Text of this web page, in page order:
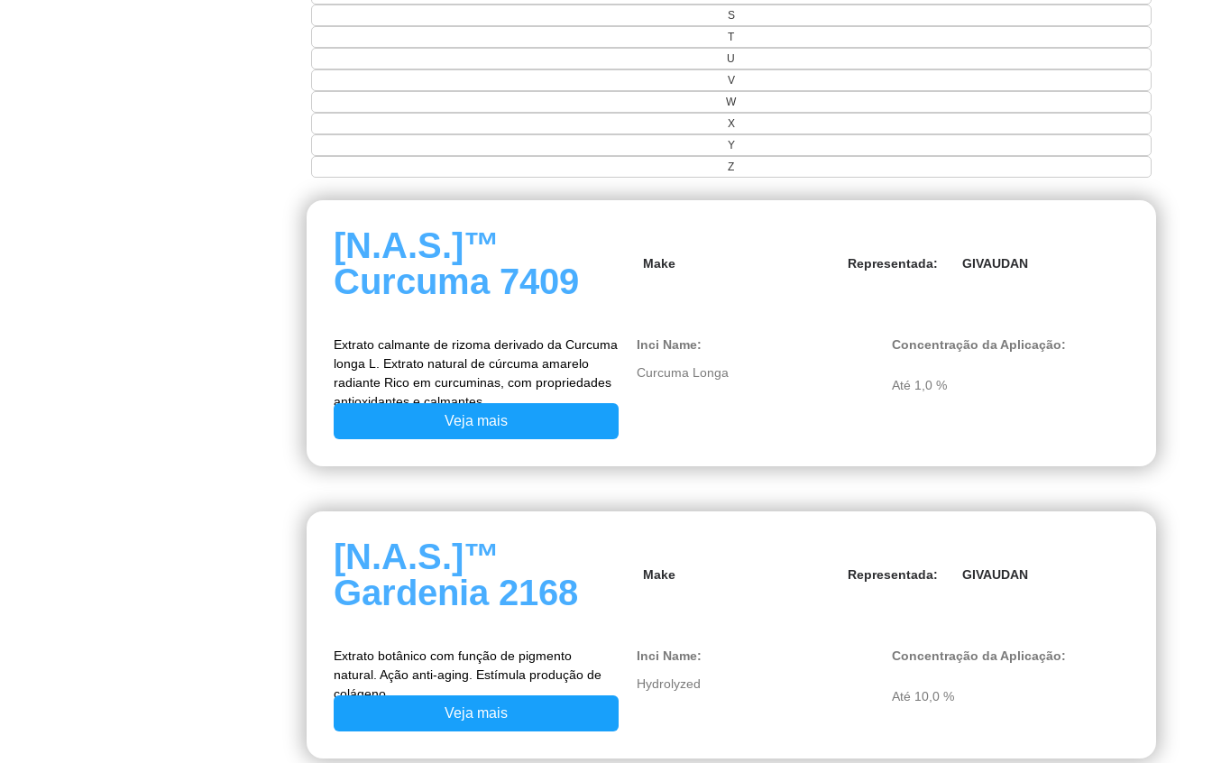
S
T
U
V
W
X
Y
Z
[N.A.S.]™
Curcuma 7409
Make Representada: GIVAUDAN
Extrato calmante de rizoma derivado da Curcuma
longa L. Extrato natural de cúrcuma amarelo
radiante Rico em curcuminas, com propriedades
antioxidantes e calmantes
Veja mais
Inci Name:
Curcuma Longa
Concentração da Aplicação:
Até 1,0 %
[N.A.S.]™
Gardenia 2168
Make Representada: GIVAUDAN
Extrato botânico com função de pigmento
natural. Ação anti-aging. Estímula produção de
colágeno.
Veja mais
Inci Name:
Hydrolyzed
Concentração da Aplicação:
Até 10,0 %